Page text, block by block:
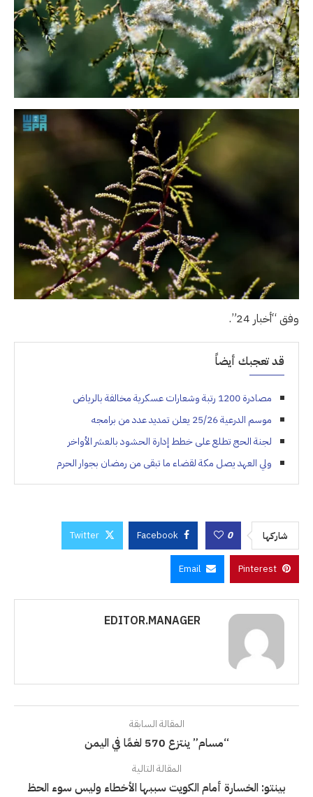
وفق “أخبار 24”.
قد تعجبك أيضاً
مصادرة 1200 رتبة وشعارات عسكرية مخالفة بالرياض
موسم الدرعية 25/26 يعلن تمديد عدد من برامجه
لجنة الحج تطلع على خطط إدارة الحشود بالعشر الأواخر
ولي العهد يصل مكة لقضاء ما تبقى من رمضان بجوار الحرم
شاركها 0
Facebook
Twitter
Pinterest
Email
EDITOR.MANAGER
المقالة السابقة
“مسام” ينتزع 570 لغمًا في اليمن
المقالة التالية
بينتو: الخسارة أمام الكويت سببها الأخطاء وليس سوء الحظ